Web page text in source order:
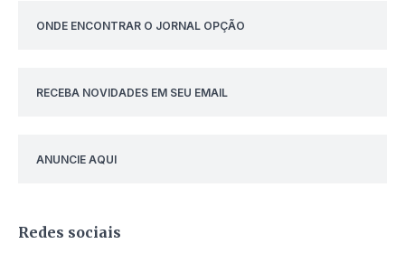
ONDE ENCONTRAR O JORNAL OPÇÃO
RECEBA NOVIDADES EM SEU EMAIL
ANUNCIE AQUI
Redes sociais